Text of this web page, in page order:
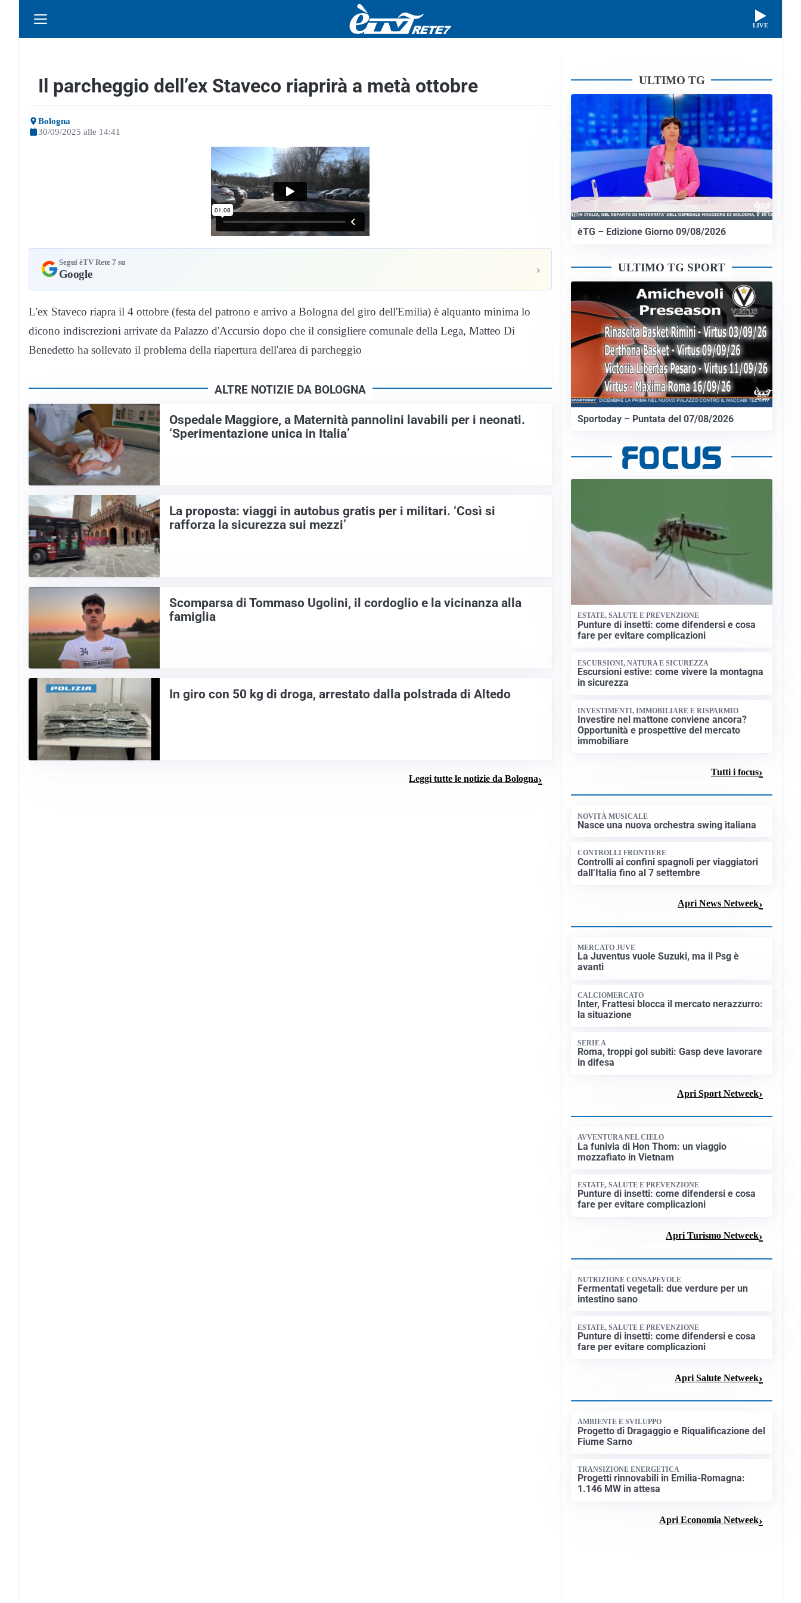
LIVE
Il parcheggio dell’ex Staveco riaprirà a metà ottobre
Bologna
30/09/2025 alle 14:41
Segui èTV Rete 7 su
Google ›
L'ex Staveco riapra il 4 ottobre (festa del patrono e arrivo a Bologna del giro dell'Emilia) è alquanto minima lo
dicono indiscrezioni arrivate da Palazzo d'Accursio dopo che il consigliere comunale della Lega, Matteo Di
Benedetto ha sollevato il problema della riapertura dell'area di parcheggio
ALTRE NOTIZIE DA BOLOGNA
Ospedale Maggiore, a Maternità pannolini lavabili per i neonati.
‘Sperimentazione unica in Italia’
La proposta: viaggi in autobus gratis per i militari. ‘Così si
rafforza la sicurezza sui mezzi’
Scomparsa di Tommaso Ugolini, il cordoglio e la vicinanza alla
famiglia
In giro con 50 kg di droga, arrestato dalla polstrada di Altedo
Leggi tutte le notizie da Bologna
ULTIMO TG
èTG – Edizione Giorno 09/08/2026
ULTIMO TG SPORT
Sportoday – Puntata del 07/08/2026
ESTATE, SALUTE E PREVENZIONE
Punture di insetti: come difendersi e cosa
fare per evitare complicazioni
ESCURSIONI, NATURA E SICUREZZA
Escursioni estive: come vivere la montagna
in sicurezza
INVESTIMENTI, IMMOBILIARE E RISPARMIO
Investire nel mattone conviene ancora?
Opportunità e prospettive del mercato
immobiliare
Tutti i focus
NOVITÀ MUSICALE
Nasce una nuova orchestra swing italiana
CONTROLLI FRONTIERE
Controlli ai confini spagnoli per viaggiatori
dall’Italia fino al 7 settembre
Apri News Netweek
MERCATO JUVE
La Juventus vuole Suzuki, ma il Psg è
avanti
CALCIOMERCATO
Inter, Frattesi blocca il mercato nerazzurro:
la situazione
SERIE A
Roma, troppi gol subiti: Gasp deve lavorare
in difesa
Apri Sport Netweek
AVVENTURA NEL CIELO
La funivia di Hon Thom: un viaggio
mozzafiato in Vietnam
ESTATE, SALUTE E PREVENZIONE
Punture di insetti: come difendersi e cosa
fare per evitare complicazioni
Apri Turismo Netweek
NUTRIZIONE CONSAPEVOLE
Fermentati vegetali: due verdure per un
intestino sano
ESTATE, SALUTE E PREVENZIONE
Punture di insetti: come difendersi e cosa
fare per evitare complicazioni
Apri Salute Netweek
AMBIENTE E SVILUPPO
Progetto di Dragaggio e Riqualificazione del
Fiume Sarno
TRANSIZIONE ENERGETICA
Progetti rinnovabili in Emilia-Romagna:
1.146 MW in attesa
Apri Economia Netweek